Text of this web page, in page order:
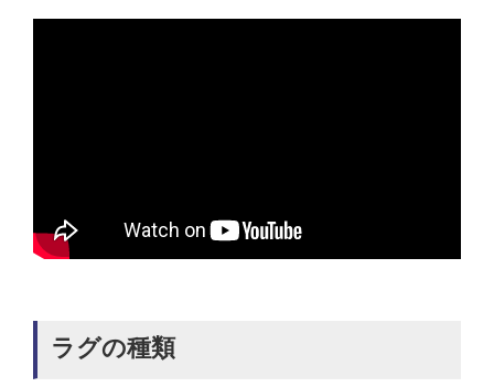
ラグの種類